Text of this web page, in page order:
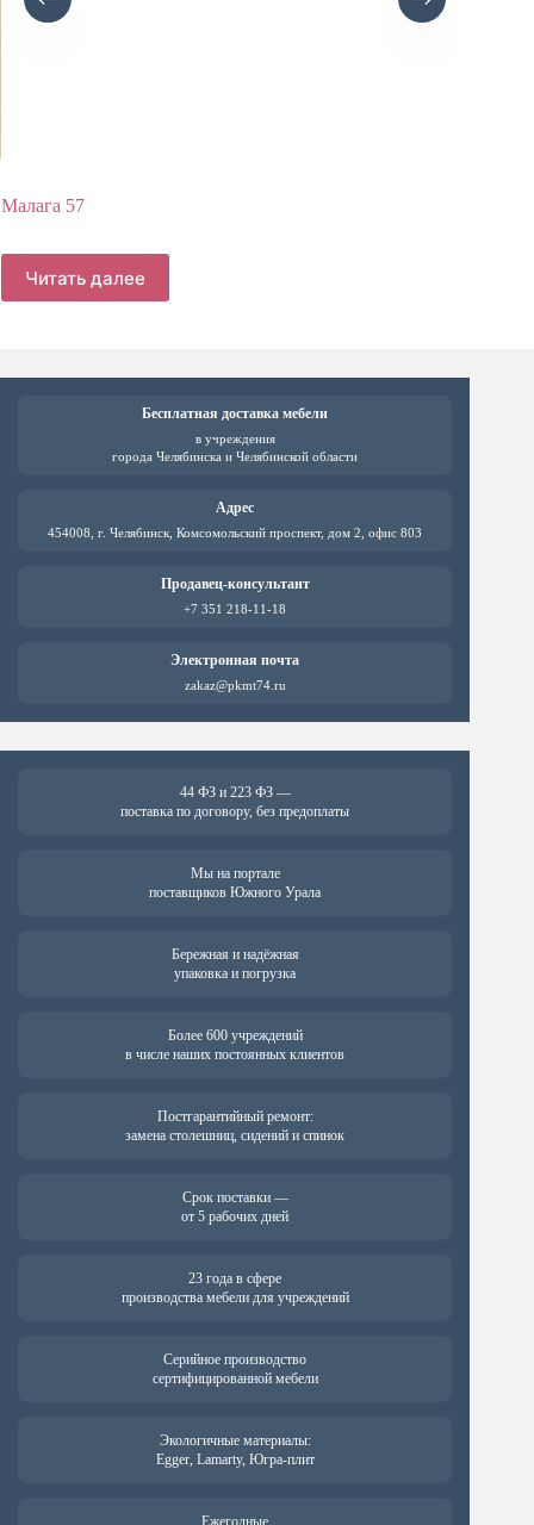
Малага 57
Читать далее
Бесплатная доставка мебели
в учреждения
города Челябинска и Челябинской области
Адрес
454008, г. Челябинск, Комсомольский проспект, дом 2, офис 803
Продавец-консультант
+7 351 218-11-18
Электронная почта
zakaz@pkmt74.ru
44 ФЗ и 223 ФЗ —
поставка по договору, без предоплаты
Мы на портале
поставщиков Южного Урала
Бережная и надёжная
упаковка и погрузка
Более 600 учреждений
в числе наших постоянных клиентов
Постгарантийный ремонт:
замена столешниц, сидений и спинок
Срок поставки —
от 5 рабочих дней
23 года в сфере
производства мебели для учреждений
Серийное производство
сертифицированной мебели
Экологичные материалы:
Egger, Lamarty, Югра-плит